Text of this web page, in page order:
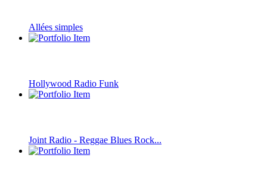
Allées simples
Hollywood Radio Funk
Joint Radio - Reggae Blues Rock...